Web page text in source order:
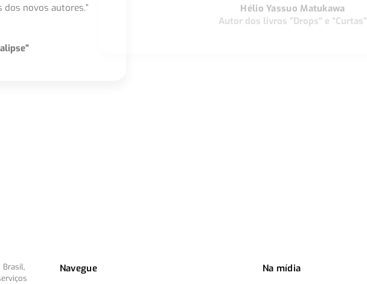
novos autores.”
Hélio Yassuo Matukawa
Autor dos livros "Drops" e “Curtas”
Navegue Na mídia